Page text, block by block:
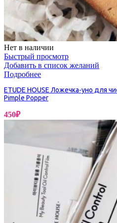
Нет в наличии
Быстрый просмотр
Добавить в список желаний
Подробнее
ETUDE HOUSE Ложечка-уно для
Pimple Popper
450₽